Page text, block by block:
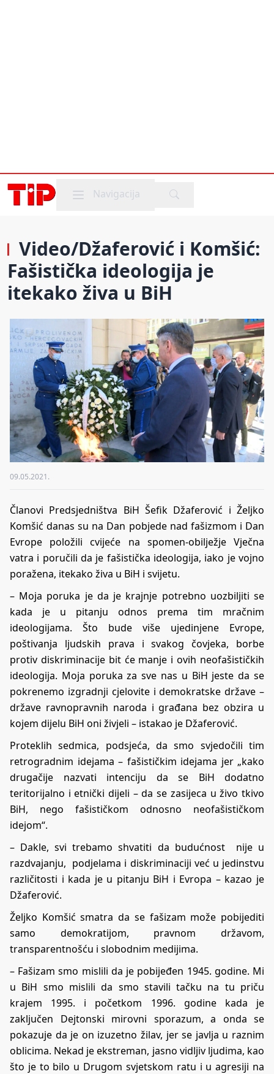
Mobile menu
Navigacija
Video/Džaferović i Komšić:
Fašistička ideologija je
itekako živa u BiH
09.05.2021.
Članovi Predsjedništva BiH Šefik Džaferović i Željko
Komšić danas su na Dan pobjede nad fašizmom i Dan
Evrope položili cvijeće na spomen-obilježje Vječna
vatra i poručili da je fašistička ideologija, iako je vojno
poražena, itekako živa u BiH i svijetu.
– Moja poruka je da je krajnje potrebno uozbiljiti se
kada je u pitanju odnos prema tim mračnim
ideologijama. Što bude više ujedinjene Evrope,
poštivanja ljudskih prava i svakog čovjeka, borbe
protiv diskriminacije bit će manje i ovih neofašističkih
ideologija. Moja poruka za sve nas u BiH jeste da se
pokrenemo izgradnji cjelovite i demokratske države –
države ravnopravnih naroda i građana bez obzira u
kojem dijelu BiH oni živjeli – istakao je Džaferović.
Proteklih sedmica, podsjeća, da smo svjedočili tim
retrogradnim idejama – fašističkim idejama jer „kako
drugačije nazvati intenciju da se BiH dodatno
teritorijalno i etnički dijeli – da se zasijeca u živo tkivo
BiH, nego fašističkom odnosno neofašističkom
idejom“.
– Dakle, svi trebamo shvatiti da budućnost nije u
razdvajanju, podjelama i diskriminaciji već u jedinstvu
različitosti i kada je u pitanju BiH i Evropa – kazao je
Džaferović.
Željko Komšić smatra da se fašizam može pobijediti
samo demokratijom, pravnom državom,
transparentnošću i slobodnim medijima.
– Fašizam smo mislili da je pobijeđen 1945. godine. Mi
u BiH smo mislili da smo stavili tačku na tu priču
krajem 1995. i početkom 1996. godine kada je
zaključen Dejtonski mirovni sporazum, a onda se
pokazuje da je on izuzetno žilav, jer se javlja u raznim
oblicima. Nekad je ekstreman, jasno vidljiv ljudima, kao
što je to bilo u Drugom svjetskom ratu i u agresiji na